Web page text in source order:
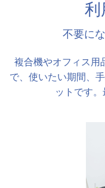
利
不要に
複合機やオフィス用
で、使いたい期間、
ットです。